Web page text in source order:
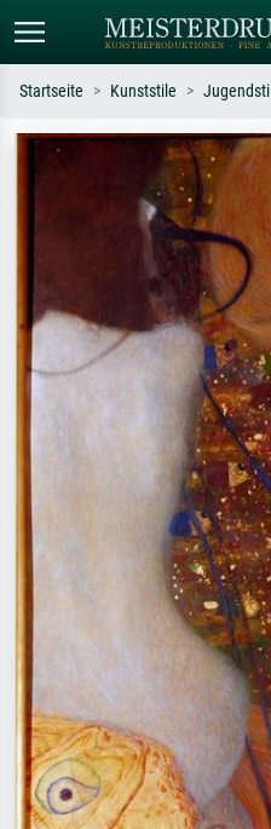
Standardsuche
Suchen Sie nach Künstlern, Werktiteln
oder Stilen – z.B. Monet,
Sternennacht, Impressionismus, Welle
Hokusai, Akt.
Startseite Kunststile Jugendstil